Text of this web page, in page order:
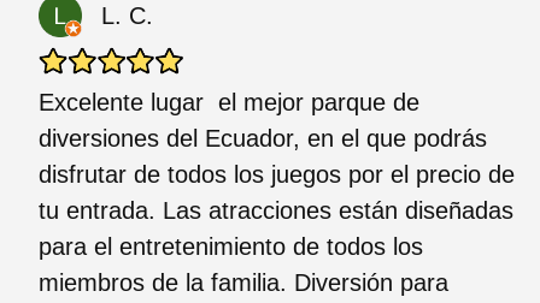
L. C.
Excelente lugar el mejor parque de
diversiones del Ecuador, en el que podrás
disfrutar de todos los juegos por el precio de
tu entrada. Las atracciones están diseñadas
para el entretenimiento de todos los
miembros de la familia. Diversión para